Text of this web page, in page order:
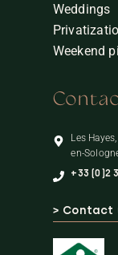
Weddings
Weekend
Les
en-
+33 (0)2
> Contact